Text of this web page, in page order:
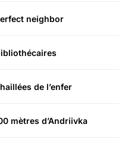
neighbor
de l’enfer
mètres d’Andriivka